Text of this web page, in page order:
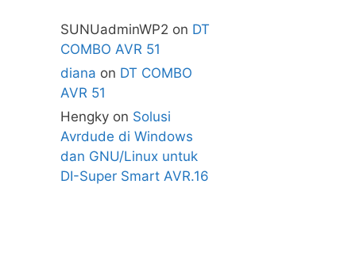
SUNUadminWP2 on DT
COMBO AVR 51
diana on DT COMBO
AVR 51
Hengky on Solusi
Avrdude di Windows
dan GNU/Linux untuk
DI-Super Smart AVR.16